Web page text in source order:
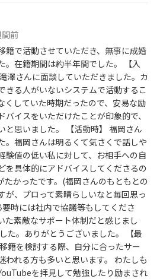
前
籍で活動させていただき、無事に成婚
。在籍期間は約半年間でした。 【入
澤さんに面談していただきました。カ
きる人がいないシステムで活動するこ
くしていた時期だったので、安易な励
イスをいただけたことが印象的で、
と思いました。 【活動時】 福岡さん
。福岡さんは明るくて気さくで話しや
験値の低い私に対して、お相手への自
を具体的にアドバイスしてくださるの
たかったです。(福岡さんのもともとの
が、プロって素晴らしいなと毎回思っ
時には社内で協議等もしてくださ
た素敵なサポート体制だと感じまし
た。ありがとうございました。 【最
籍を検討する際、自分に合ったサー
われる方も多いと思います。 わたしも
を拝見して勉強したり励まされ